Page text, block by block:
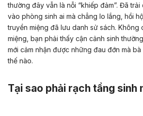
thường đây vẫn là nỗi “khiếp đảm”. Đã
vào phòng sinh ai mà chẳng lo lắng, hồi
truyền miệng đã lưu danh sử sách. Không
miệng, bạn phải thấy cận cảnh sinh
mới cảm nhận được những đau đớn mà
thế nào.
Tại sao phải rạch tầng sinh